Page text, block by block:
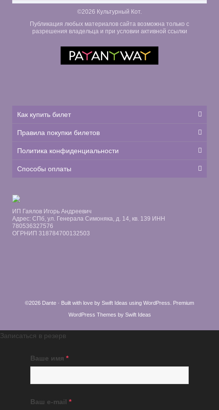
©2026 Культурный Кот.
Публикация любых материалов сайта возможна только с
разрешения владельца и при условии активной ссылки
Как купить билет
Правила покупки билетов
Политика конфиденциальности
Способы оплаты
ИП Гаялов Игорь Андреевич
Адрес: СПб, ул. Генерала Симоняка, д. 14, кв. 139 ИНН
780536327576
ОГРНИП 318784700132503
©2026 Dante · Built with love by Swift Ideas using WordPress
Premium
WordPress Themes by Swift Ideas
Записаться в резерв
Ваше имя *
Ваш e-mail *